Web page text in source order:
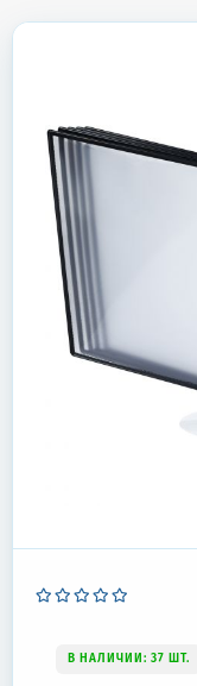
В НАЛИЧИИ: 37 ШТ.